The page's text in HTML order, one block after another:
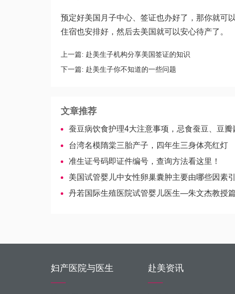
预定好美国月子中心、签证也办好了，那你就可
住宿也安排好，然后去美国就可以安心待产了。
上一篇: 赴美生子机构分享美国签证的知识
下一篇: 赴美生子你不知道的一些问题
文章推荐
蚕豆病饮食护理4大注意事项，忌食蚕豆、豆瓣酱等食
台湾名模隋棠三胎产子，四年生三身体亮红灯
准生证号码即证件编号，查询方法看这里！
美国试管婴儿中女性卵巢囊肿主要由哪些因素
丹若国际生殖医院试管婴儿医生—朱文杰教授篇
妇产医院与医生 赴美资讯